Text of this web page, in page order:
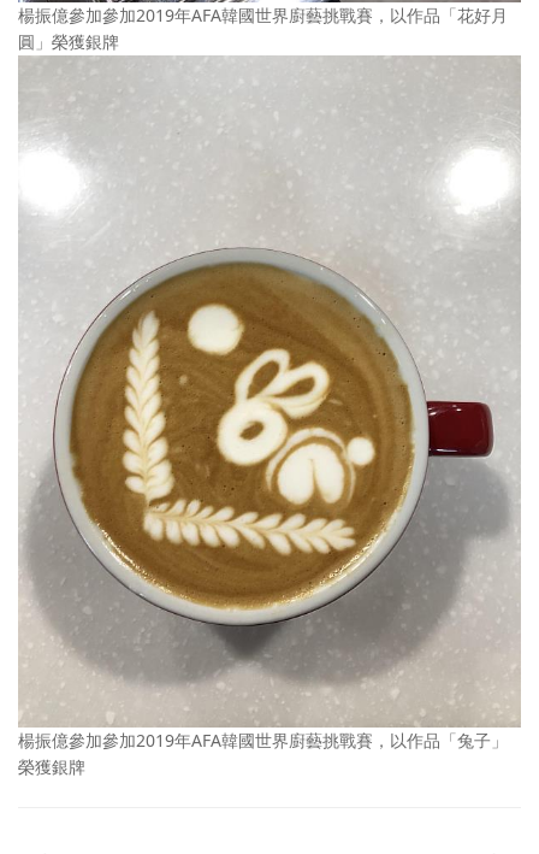
楊振億參加參加2019年AFA韓國世界廚藝挑戰賽，以作品「花好月
圓」榮獲銀牌
楊振億參加參加2019年AFA韓國世界廚藝挑戰賽，以作品「兔子」
榮獲銀牌